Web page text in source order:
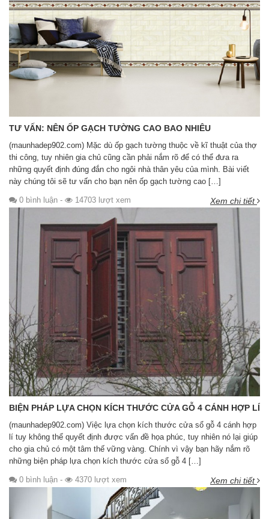
TƯ VẤN: NÊN ỐP GẠCH TƯỜNG CAO BAO NHIÊU
(maunhadep902.com) Mặc dù ốp gạch tường thuộc về kĩ thuật của thợ
thi công, tuy nhiên gia chủ cũng cần phải nắm rõ để có thể đưa ra
những quyết định đúng đắn cho ngôi nhà thân yêu của mình. Bài viết
này chúng tôi sẽ tư vấn cho bạn nên ốp gạch tường cao […]
0 bình luận - 14703 lượt xem Xem chi tiết
BIỆN PHÁP LỰA CHỌN KÍCH THƯỚC CỬA GỖ 4 CÁNH HỢP LÍ
(maunhadep902.com) Việc lựa chọn kích thước cửa sổ gỗ 4 cánh hợp
lí tuy không thể quyết định được vấn đề họa phúc, tuy nhiên nó lại giúp
cho gia chủ có một tâm thế vững vàng. Chính vì vậy bạn hãy nắm rõ
những biện pháp lựa chọn kích thước cửa sổ gỗ 4 […]
0 bình luận - 4370 lượt xem Xem chi tiết